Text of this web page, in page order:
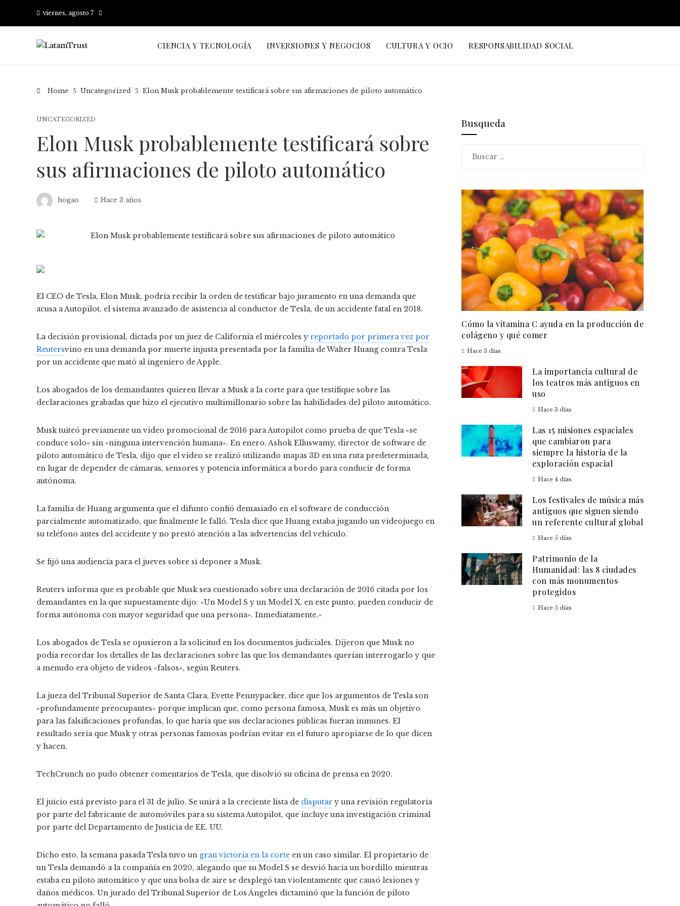
viernes, agosto 7
CIENCIA Y TECNOLOGÍA INVERSIONES Y NEGOCIOS CULTURA Y OCIO RESPONSABILIDAD SOCIAL
Home Uncategorized Elon Musk probablemente testificará sobre sus afirmaciones de piloto automático
UNCATEGORIZED
Elon Musk probablemente testificará sobre
sus afirmaciones de piloto automático
hogao Hace 3 años
El CEO de Tesla, Elon Musk, podría recibir la orden de testificar bajo juramento en una demanda que
acusa a Autopilot, el sistema avanzado de asistencia al conductor de Tesla, de un accidente fatal en 2018.
La decisión provisional, dictada por un juez de California el miércoles y reportado por primera vez por
Reutersvino en una demanda por muerte injusta presentada por la familia de Walter Huang contra Tesla
por un accidente que mató al ingeniero de Apple.
Los abogados de los demandantes quieren llevar a Musk a la corte para que testifique sobre las
declaraciones grabadas que hizo el ejecutivo multimillonario sobre las habilidades del piloto automático.
Musk tuiteó previamente un video promocional de 2016 para Autopilot como prueba de que Tesla «se
conduce solo» sin «ninguna intervención humana». En enero, Ashok Elluswamy, director de software de
piloto automático de Tesla, dijo que el video se realizó utilizando mapas 3D en una ruta predeterminada,
en lugar de depender de cámaras, sensores y potencia informática a bordo para conducir de forma
autónoma.
La familia de Huang argumenta que el difunto confió demasiado en el software de conducción
parcialmente automatizado, que finalmente le falló. Tesla dice que Huang estaba jugando un videojuego en
su teléfono antes del accidente y no prestó atención a las advertencias del vehículo.
Se fijó una audiencia para el jueves sobre si deponer a Musk.
Reuters informa que es probable que Musk sea cuestionado sobre una declaración de 2016 citada por los
demandantes en la que supuestamente dijo: «Un Model S y un Model X, en este punto, pueden conducir de
forma autónoma con mayor seguridad que una persona». Inmediatamente.»
Los abogados de Tesla se opusieron a la solicitud en los documentos judiciales. Dijeron que Musk no
podía recordar los detalles de las declaraciones sobre las que los demandantes querían interrogarlo y que
a menudo era objeto de videos «falsos», según Reuters.
La jueza del Tribunal Superior de Santa Clara, Evette Pennypacker, dice que los argumentos de Tesla son
«profundamente preocupantes» porque implican que, como persona famosa, Musk es más un objetivo
para las falsificaciones profundas, lo que haría que sus declaraciones públicas fueran inmunes. El
resultado sería que Musk y otras personas famosas podrían evitar en el futuro apropiarse de lo que dicen
y hacen.
TechCrunch no pudo obtener comentarios de Tesla, que disolvió su oficina de prensa en 2020.
El juicio está previsto para el 31 de julio. Se unirá a la creciente lista de disputar y una revisión regulatoria
por parte del fabricante de automóviles para su sistema Autopilot, que incluye una investigación criminal
por parte del Departamento de Justicia de EE. UU.
Dicho esto, la semana pasada Tesla tuvo un gran victoria en la corte en un caso similar. El propietario de
un Tesla demandó a la compañía en 2020, alegando que su Model S se desvió hacia un bordillo mientras
estaba en piloto automático y que una bolsa de aire se desplegó tan violentamente que causó lesiones y
daños médicos. Un jurado del Tribunal Superior de Los Ángeles dictaminó que la función de piloto
Busqueda
Cómo la vitamina C ayuda en la producción de
colágeno y qué comer
Hace 3 días
La importancia cultural de
los teatros más antiguos en
uso
Hace 3 días
Las 15 misiones espaciales
que cambiaron para
siempre la historia de la
exploración espacial
Hace 4 días
Los festivales de música más
antiguos que siguen siendo
un referente cultural global
Hace 5 días
Patrimonio de la
Humanidad: las 8 ciudades
con más monumentos
protegidos
Hace 5 días